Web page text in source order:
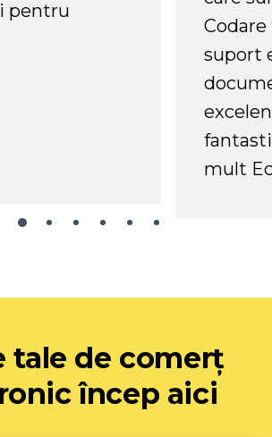
pentru
suport
mult
tale de comerț
încep aici